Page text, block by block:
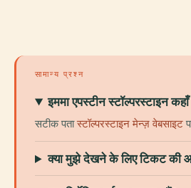
सामान्य प्रश्न
इममा एपस्टीन स्टॉल्परस्टाइन
सटीक पतास्टॉल्परस्टाइन मेन्ज़ वेबसाइट
क्या मुझे देखने के लिए टिकट की